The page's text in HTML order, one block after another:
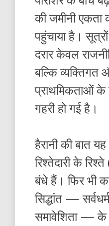
की जमीनी एकता
पहुंचाया है।
दरार केवल
बल्कि व्यक्तिगत
प्राथमिकताओं
गहरी हो गई है।
हैरानी की बात
रिश्तेदारी के
बंधे हैं। फिर भी
सिद्धांत —
समावेशिता — के